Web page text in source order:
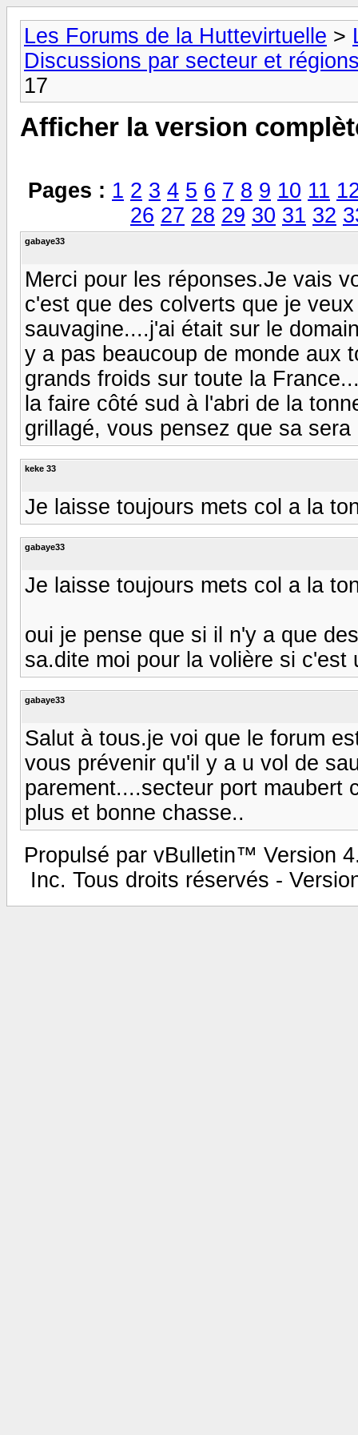
Les Forums de la Huttevirtuelle >
Discussions par secteur et
17
Afficher la version
Pages : 1 2 3 4 5 6 7 8 9 10 11
26 27 28 29 30 31 32
gabaye33
Merci pour les réponses.Je vais
c'est que des colverts que je
sauvagine....j'ai était sur le
y a pas beaucoup de monde aux
grands froids sur toute la
la faire côté sud à l'abri de la
grillagé, vous pensez que sa
keke 33
Je laisse toujours mets col a la
gabaye33
Je laisse toujours mets col a la
oui je pense que si il n'y a que
sa.dite moi pour la volière si
gabaye33
Salut à tous.je voi que le forum
vous prévenir qu'il y a u vol de
parement....secteur port maubert
plus et bonne chasse..
Propulsé par vBulletin™ Version
Inc. Tous droits réservés -